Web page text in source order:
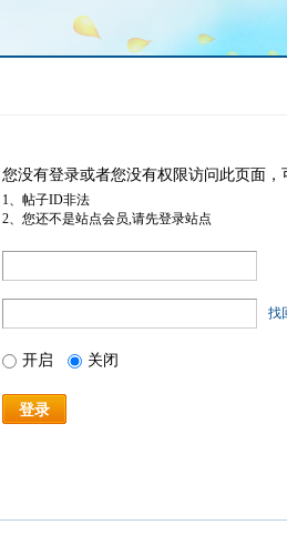
您没有登录或者您没有权限访问此页面
1、帖子ID非法
2、您还不是站点会员,请先登录站点
找
开启 关闭
登录